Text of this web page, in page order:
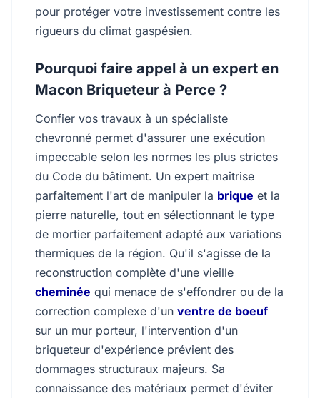
pour protéger votre investissement contre les
rigueurs du climat gaspésien.
Pourquoi faire appel à un expert en
Macon Briqueteur à Perce ?
Confier vos travaux à un spécialiste
chevronné permet d'assurer une exécution
impeccable selon les normes les plus strictes
du Code du bâtiment. Un expert maîtrise
parfaitement l'art de manipuler la brique et la
pierre naturelle, tout en sélectionnant le type
de mortier parfaitement adapté aux variations
thermiques de la région. Qu'il s'agisse de la
reconstruction complète d'une vieille
cheminée qui menace de s'effondrer ou de la
correction complexe d'un ventre de boeuf
sur un mur porteur, l'intervention d'un
briqueteur d'expérience prévient des
dommages structuraux majeurs. Sa
connaissance des matériaux permet d'éviter